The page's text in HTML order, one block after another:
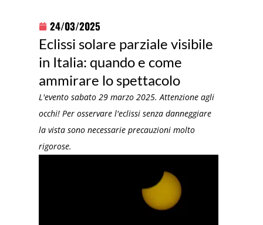
24/03/2025
Eclissi solare parziale visibile
in Italia: quando e come
ammirare lo spettacolo
L'evento sabato 29 marzo 2025. Attenzione agli
occhi! Per osservare l'eclissi senza danneggiare
la vista sono necessarie precauzioni molto
rigorose.